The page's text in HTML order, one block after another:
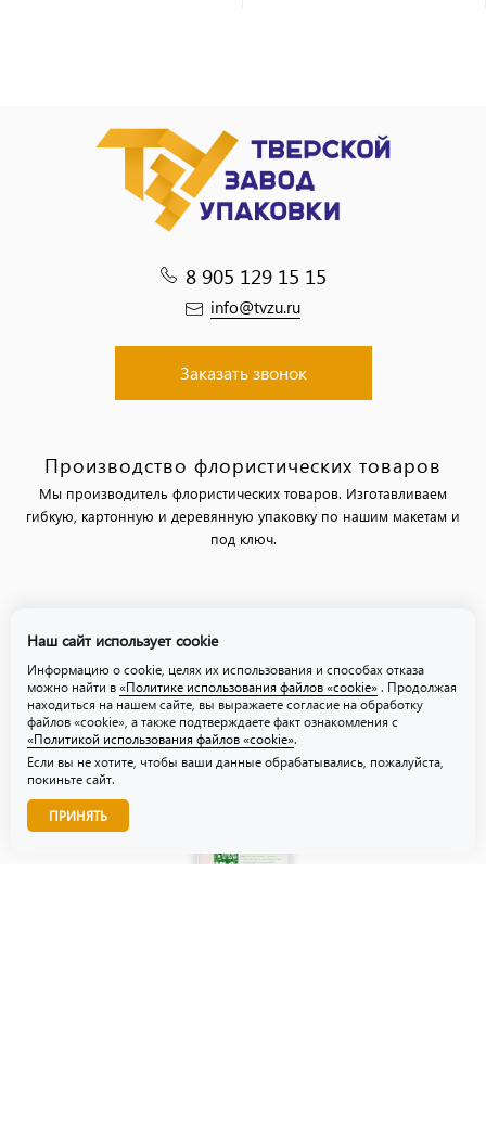
8 905 129 15 15
info@tvzu.ru
Заказать звонок
Производство флористических товаров
Мы производитель флористических товаров. Изготавливаем
гибкую, картонную и деревянную упаковку по нашим макетам и
под ключ.
Политика использования файлов «cookie»
Звоните нам!
Наш сайт использует cookie
Информацию о cookie, целях их использования и способах отказа
можно найти в «Политике использования файлов «cookie» . Продолжая
находиться на нашем сайте, вы выражаете согласие на обработку
файлов «cookie», а также подтверждаете факт ознакомления с
«Политикой использования файлов «cookie».
Если вы не хотите, чтобы ваши данные обрабатывались, пожалуйста,
покиньте сайт.
ПРИНЯТЬ